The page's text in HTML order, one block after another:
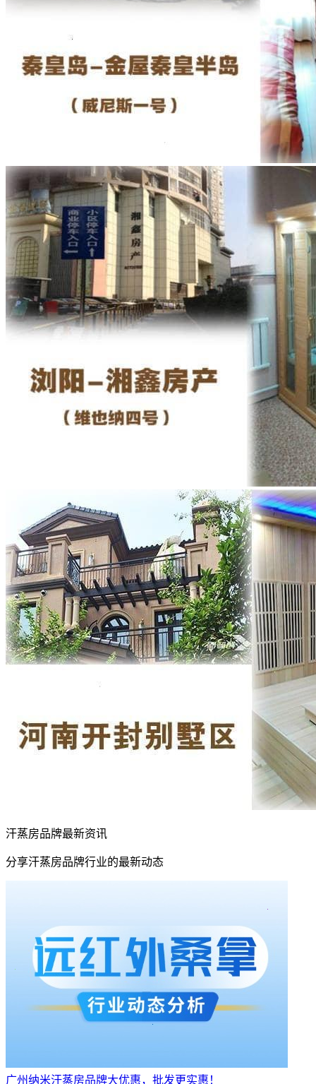
汗蒸房品牌最新资讯
分享汗蒸房品牌行业的最新动态
广州纳米汗蒸房品牌大优惠，批发更实惠！